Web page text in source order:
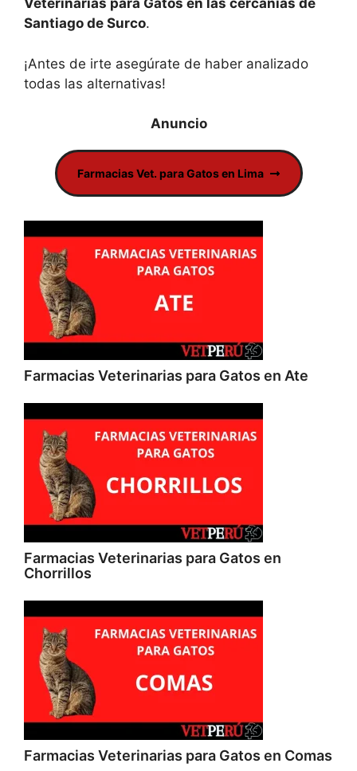
Veterinarias para Gatos en las cercanías de
Santiago de Surco.
¡Antes de irte asegúrate de haber analizado
todas las alternativas!
Farmacias Vet. para Gatos en Lima
Farmacias Veterinarias para Gatos en Ate
Farmacias Veterinarias para Gatos en
Chorrillos
Farmacias Veterinarias para Gatos en Comas